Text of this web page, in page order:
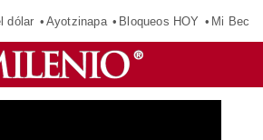
dólar Ayotzinapa Bloqueos HOY Mi Beca